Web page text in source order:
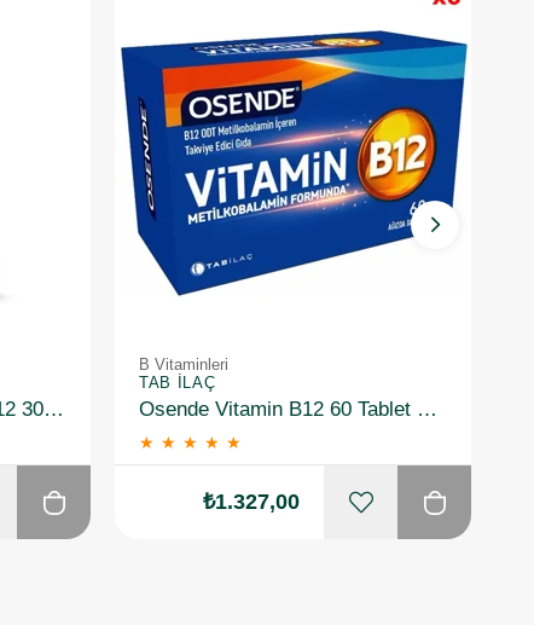
Solgar Methylcobalamin B12 30 Tablet
B Vitaminleri
TAB İLAÇ
Osende Vitamin B12 60 Tablet 3 Adet
★ ★ ★ ★ ★
₺1.327,00